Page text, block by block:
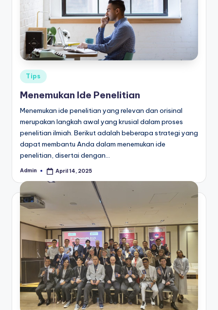
Posted
Tips
Menemukan Ide Penelitian
​Menemukan ide penelitian yang relevan dan orisinal
merupakan langkah awal yang krusial dalam proses
penelitian ilmiah. Berikut adalah beberapa strategi yang
dapat membantu Anda dalam menemukan ide
penelitian, disertai dengan…
Posted
Admin April 14, 2025